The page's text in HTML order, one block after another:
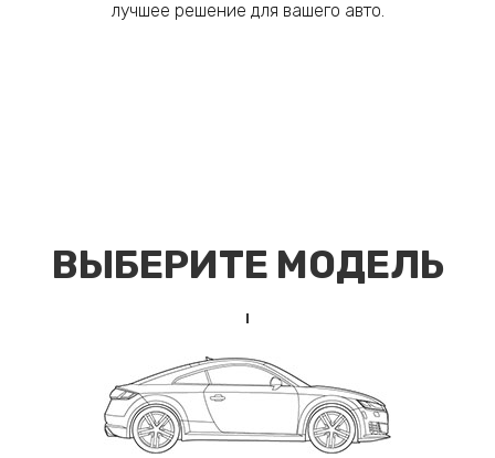
лучшее решение для вашего авто.
ВЫБЕРИТЕ МОДЕЛЬ